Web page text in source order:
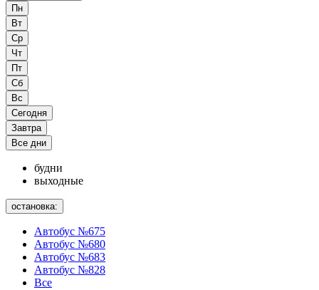
Пн
Вт
Ср
Чт
Пт
Сб
Вс
Сегодня
Завтра
Все дни
будни
выходные
остановка:
Автобус №675
Автобус №680
Автобус №683
Автобус №828
Все